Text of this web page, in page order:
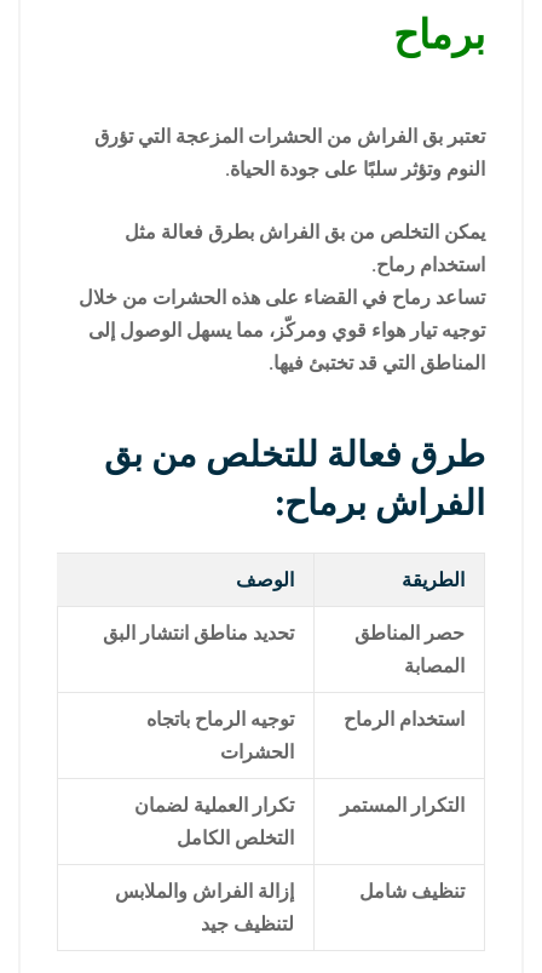
برماح
تعتبر بق الفراش من الحشرات المزعجة التي تؤرق
النوم وتؤثر سلبًا على جودة الحياة.
يمكن التخلص من بق الفراش بطرق فعالة مثل
استخدام رماح.
تساعد رماح في القضاء على هذه الحشرات من خلال
توجيه تيار هواء قوي ومركّز، مما يسهل الوصول إلى
المناطق التي قد تختبئ فيها.
طرق فعالة للتخلص من بق
الفراش برماح:
الطريقة الوصف
حصر المناطق
المصابة
تحديد مناطق انتشار البق
استخدام الرماح
توجيه الرماح باتجاه
الحشرات
التكرار المستمر
تكرار العملية لضمان
التخلص الكامل
تنظيف شامل
إزالة الفراش والملابس
لتنظيف جيد